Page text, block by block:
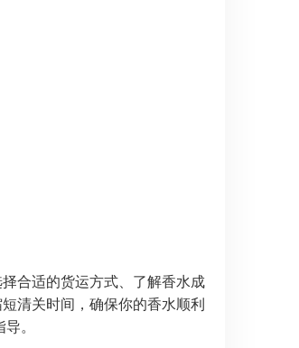
合适的货运方式、了解香水成
清关时间，确保你的香水顺利
。